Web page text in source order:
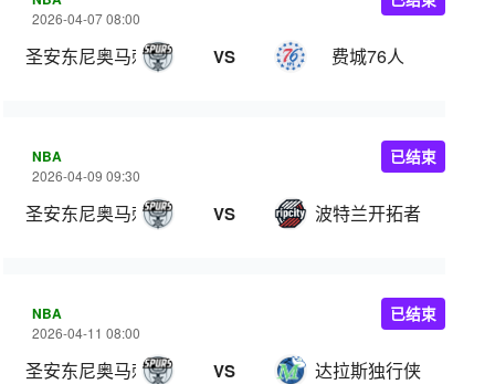
2026-04-07 08:00
圣安东尼奥马刺 VS 费城76人
NBA
2026-04-09 09:30
圣安东尼奥马刺 VS 波特兰开拓者
已结束
NBA
2026-04-11 08:00
圣安东尼奥马刺 VS 达拉斯独行侠
已结束